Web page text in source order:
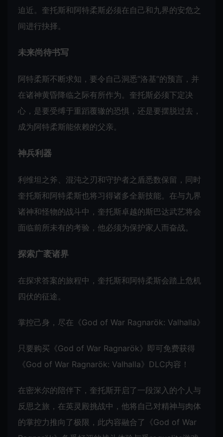
迫近。奎托斯和阿特柔斯必须在自己和九界的安危之
间进行抉择。
未来尚待书写
阿特柔斯不断求知，要令自己洞悉“洛基”的预言，并
在诸神黄昏降临之际有所作为。奎托斯必须下定决
心，是要受缚于重蹈覆辙的恐惧，还是要摆脱过去，
成为阿特柔斯能依赖的父亲。
神兵利器
利维坦之斧、混沌之刃和守护者之盾悉数保留，同时
奎托斯和阿特柔斯也将习得诸多全新技能。在与九界
诸神和怪物的战斗中，奎托斯卓越的斯巴达武艺将会
面临前所未有的考验，他必须为保护家人而奋战。
探索广袤诸界
在探求答案的旅程中，奎托斯和阿特柔斯会踏上危机
四伏的征途。
掌控己身，尽在《God of War Ragnarök: Valhalla》
只要购买《God of War Ragnarök》即可免费获得
《God of War Ragnarök: Valhalla》DLC内容！
在密米尔的陪伴下，奎托斯开启了一段深入的个人与
反思之旅，在英灵殿挑战中，他将自己对精神与肉体
的掌控力推向了极限，此内容融合了《God of War